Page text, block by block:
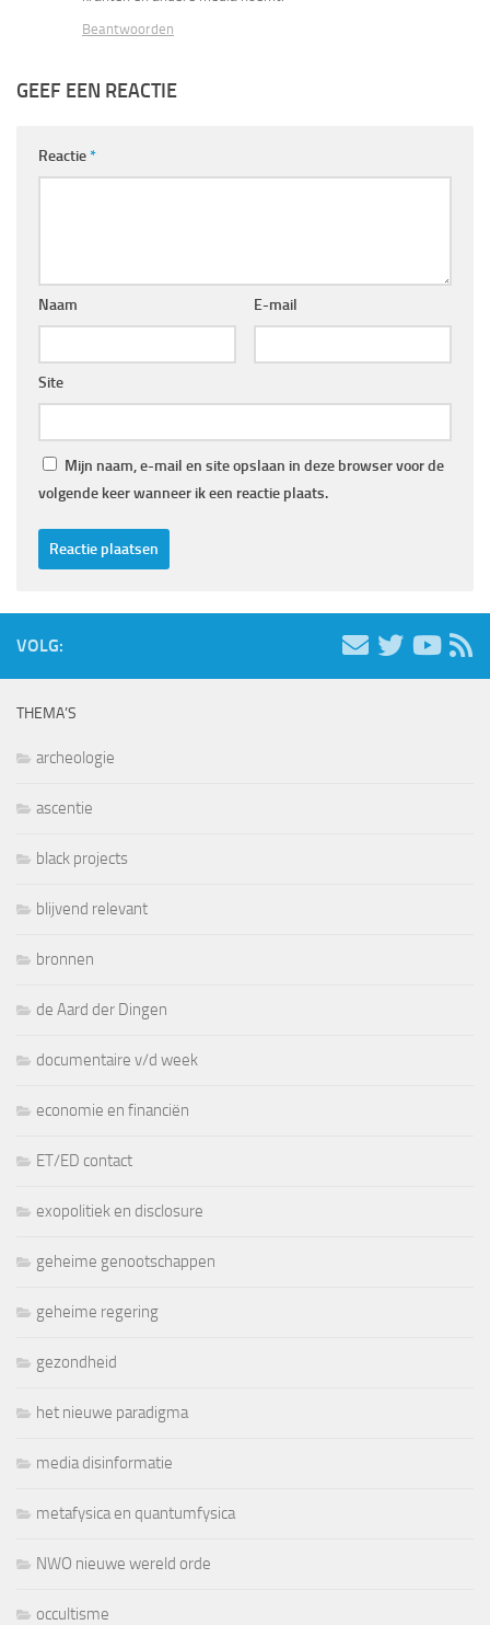
Beantwoorden
GEEF EEN REACTIE
Reactie*
Naam E-mail
Site
Mijn naam, e-mail en site opslaan in deze browser voor de
volgende keer wanneer ik een reactie plaats.
VOLG:
THEMA’S
archeologie
ascentie
black projects
blijvend relevant
bronnen
de Aard der Dingen
documentaire v/d week
economie en financiën
ET/ED contact
exopolitiek en disclosure
geheime genootschappen
geheime regering
gezondheid
het nieuwe paradigma
media disinformatie
metafysica en quantumfysica
NWO nieuwe wereld orde
occultisme